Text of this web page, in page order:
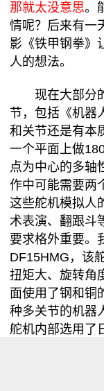
那就太没意思。
情呢？后来有一
影《铁甲钢拳》
人的想法。
现在大部分的
节，包括《机器
和关节还是有本
一个平面上做
点为中心的多轴
作中可能需要两
这些舵机模拟人
术表演、翻跟斗
要求格外重要。
DF15HMG，该
扭矩大、旋转角
面使用了钢和铜
种多关节的机器
舵机内部选用了